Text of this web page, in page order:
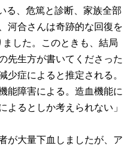
る、危篤と診断、家族全部
河合さんは奇跡的な回復を
した。このときも、結局
先生方が書いてくださった
少症によると推定される。
能障害による。造血機能に
よるとしか考えられない」
が大量下血しましたが、ア